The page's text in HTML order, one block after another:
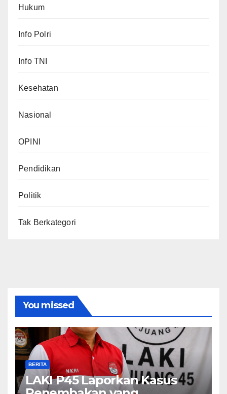
Hukum
Info Polri
Info TNI
Kesehatan
Nasional
OPINI
Pendidikan
Politik
Tak Berkategori
You missed
BERITA
LAKI P45 Laporkan Kasus